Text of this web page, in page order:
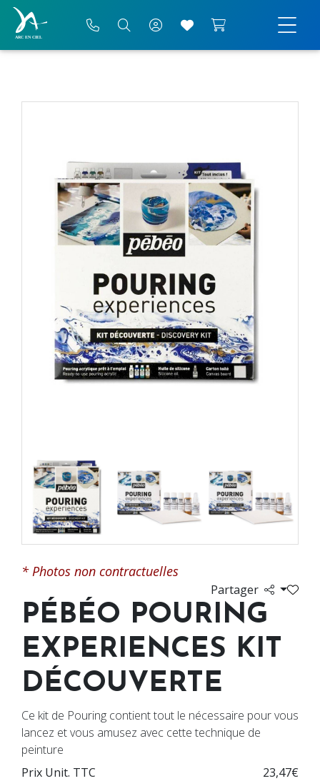
* Photos non contractuelles
Partager
PÉBÉO POURING
EXPERIENCES KIT
DÉCOUVERTE
Ce kit de Pouring contient tout le nécessaire pour vous
lancez et vous amusez avec cette technique de
peinture
Prix Unit. TTC
23,47€